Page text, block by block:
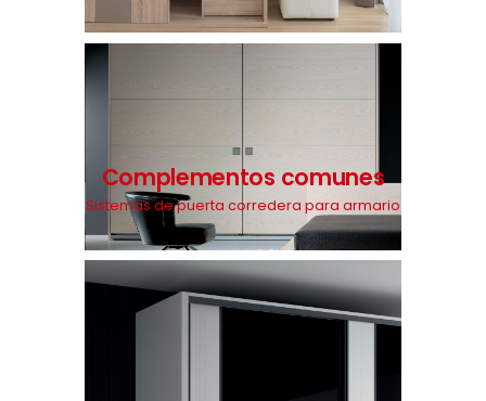
Complementos comunes
Sistemas de puerta corredera para armario